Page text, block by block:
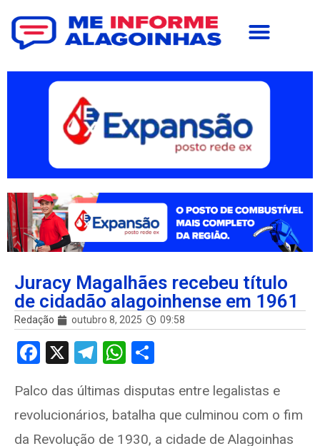
Juracy Magalhães recebeu título
de cidadão alagoinhense em 1961
Redação outubro 8, 2025 09:58
F
ce
b
X
T
e
gr
W
at
s
ar
e
Palco das últimas disputas entre legalistas e
revolucionários, batalha que culminou com o fim
da Revolução de 1930, a cidade de Alagoinhas